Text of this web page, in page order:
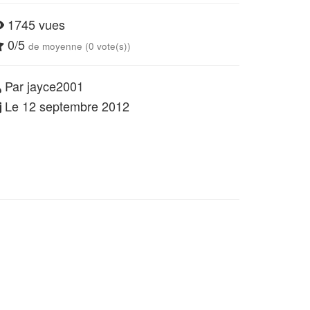
1745 vues
0/5 de moyenne (0 vote(s))
Par jayce2001
Le 12 septembre 2012